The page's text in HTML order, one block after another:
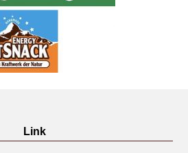
Link